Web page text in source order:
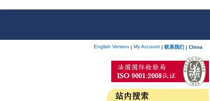
English Version | My Account | 联系我们 | China